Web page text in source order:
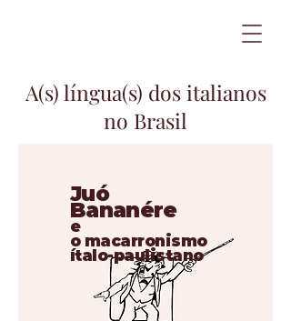
A(s) língua(s) dos italianos
no Brasil
Juó
Bananére
e
o macarronismo
ítalo-paulistano